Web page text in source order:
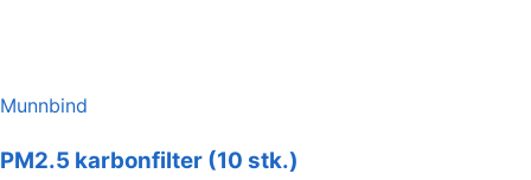
Munnbind
PM2.5 karbonfilter (10 stk.)